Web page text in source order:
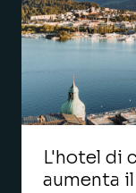
L'hotel di
aumenta il